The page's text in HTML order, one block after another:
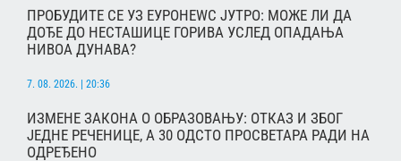
ПРОБУДИТЕ СЕ УЗ ЕУРОНЕWС ЈУТРО: МОЖЕ ЛИ ДА
ДОЂЕ ДО НЕСТАШИЦЕ ГОРИВА УСЛЕД ОПАДАЊА
НИВОА ДУНАВА?
7. 08. 2026. | 20:36
ИЗМЕНЕ ЗАКОНА О ОБРАЗОВАЊУ: ОТКАЗ И ЗБОГ
ЈЕДНЕ РЕЧЕНИЦЕ, А 30 ОДСТО ПРОСВЕТАРА РАДИ НА
ОДРЕЂЕНО